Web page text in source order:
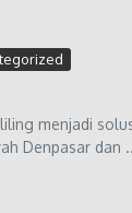
menjadi
Denpasar dan